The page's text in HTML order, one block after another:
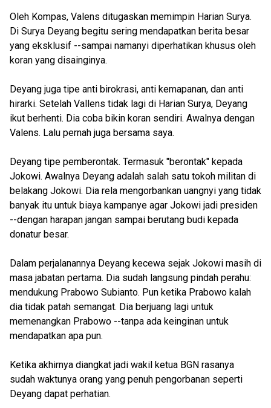
Oleh Kompas, Valens ditugaskan memimpin Harian Surya.
Di Surya Deyang begitu sering mendapatkan berita besar
yang eksklusif --sampai namanyi diperhatikan khusus oleh
koran yang disainginya.
Deyang juga tipe anti birokrasi, anti kemapanan, dan anti
hirarki. Setelah Vallens tidak lagi di Harian Surya, Deyang
ikut berhenti. Dia coba bikin koran sendiri. Awalnya dengan
Valens. Lalu pernah juga bersama saya.
Deyang tipe pemberontak. Termasuk "berontak" kepada
Jokowi. Awalnya Deyang adalah salah satu tokoh militan di
belakang Jokowi. Dia rela mengorbankan uangnyi yang tidak
banyak itu untuk biaya kampanye agar Jokowi jadi presiden
--dengan harapan jangan sampai berutang budi kepada
donatur besar.
Dalam perjalanannya Deyang kecewa sejak Jokowi masih di
masa jabatan pertama. Dia sudah langsung pindah perahu:
mendukung Prabowo Subianto. Pun ketika Prabowo kalah
dia tidak patah semangat. Dia berjuang lagi untuk
memenangkan Prabowo --tanpa ada keinginan untuk
mendapatkan apa pun.
Ketika akhirnya diangkat jadi wakil ketua BGN rasanya
sudah waktunya orang yang penuh pengorbanan seperti
Deyang dapat perhatian.